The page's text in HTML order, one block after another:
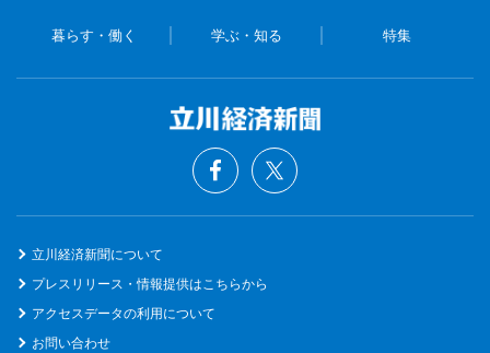
暮らす・働く 学ぶ・知る 特集
立川経済新聞について
プレスリリース・情報提供はこちらから
アクセスデータの利用について
お問い合わせ